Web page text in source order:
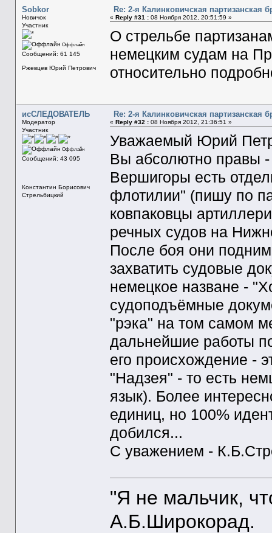
Sobkor
Новичок
Участник
Оффлайн
Сообщений: 61 145
Ржевцев Юрий Петрович
Re: 2-я Калинковичская партизанская
« Reply #31 :08 Ноября 2012, 20:51:59 »
О стрельбе
немецким судам на
относительно
исСЛЕДОВАТЕЛЬ
Модератор
Участник
Оффлайн
Сообщений: 43 095
Константин Борисович
Стрельбицкий
Re: 2-я Калинковичская партизанская
« Reply #32 :08 Ноября 2012, 21:36:51 »
Уважаемый Юрий
Вы абсолютно правы
Вершигоры есть
флотилии" (пишу по
ковпаковцы
речных судов на
После боя они
захватить судовые
немецкое назване -
судоподъёмные
"рэка" на том самом
дальнейшие работы
его происхождение -
"Надзея" - то есть
язык). Более
единиц, но 100%
добился...
С уважением -
"Я не мальчик,
А.Б.Широкорад.